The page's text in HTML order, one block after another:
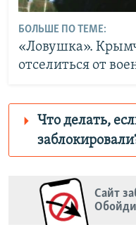
БОЛЬШЕ ПО ТЕМЕ:
«Ловушка».
отселиться от
Что делать,
Крым.Реалии
https://smarturl.click/
Сайт